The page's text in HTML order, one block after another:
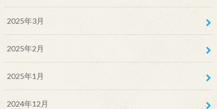
2025年3月
2025年2月
2025年1月
2024年12月